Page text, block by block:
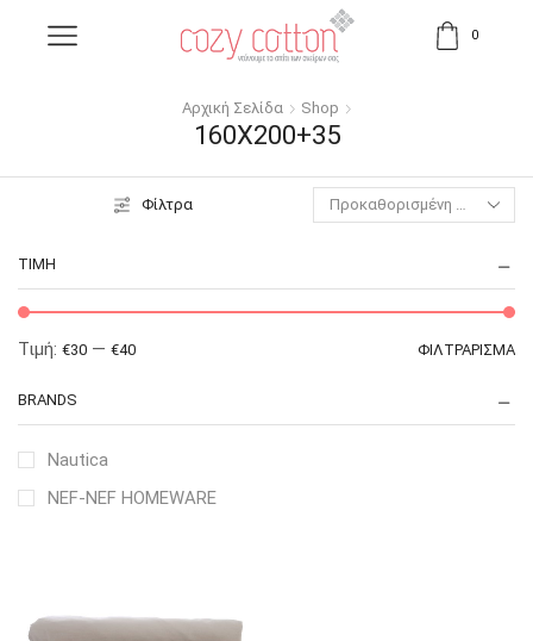
0
Αρχική Σελίδα Shop
160X200+35
Φίλτρα
ΤΙΜΉ
ΦΙΛΤΡΆΡΙΣΜΑ
Τιμή: €30 — €40
BRANDS
Nautica
NEF-NEF HOMEWARE